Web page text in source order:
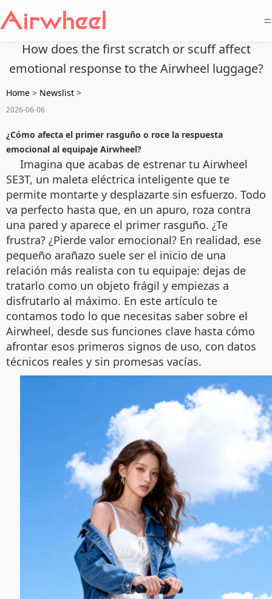
=
How does the first scratch or scuff affect
emotional response to the Airwheel luggage?
Home > Newslist >
2026-06-06
¿Cómo afecta el primer rasguño o roce la respuesta
emocional al equipaje Airwheel?
Imagina que acabas de estrenar tu Airwheel
SE3T, un maleta eléctrica inteligente que te
permite montarte y desplazarte sin esfuerzo. Todo
va perfecto hasta que, en un apuro, roza contra
una pared y aparece el primer rasguño. ¿Te
frustra? ¿Pierde valor emocional? En realidad, ese
pequeño arañazo suele ser el inicio de una
relación más realista con tu equipaje: dejas de
tratarlo como un objeto frágil y empiezas a
disfrutarlo al máximo. En este artículo te
contamos todo lo que necesitas saber sobre el
Airwheel, desde sus funciones clave hasta cómo
afrontar esos primeros signos de uso, con datos
técnicos reales y sin promesas vacías.